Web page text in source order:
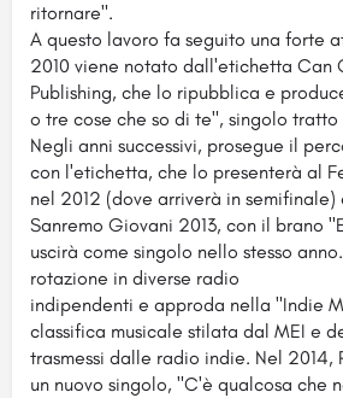
ritornare".
A questo lavoro fa seguito una forte
2010 viene notato dall'etichetta Can
Publishing, che lo ripubblica e
o tre cose che so di te", singolo tratto
Negli anni successivi, prosegue il
con l'etichetta, che lo presenterà al
nel 2012 (dove arriverà in
Sanremo Giovani 2013, con il brano
uscirà come singolo nello stesso
rotazione in diverse radio
indipendenti e approda nella "Indie
classifica musicale stilata dal MEI e
trasmessi dalle radio indie. Nel 2014,
un nuovo singolo, "C'è qualcosa che